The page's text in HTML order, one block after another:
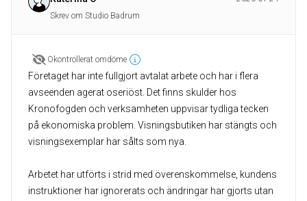
Skrev om Studio Badrum
Okontrollerat omdöme
Företaget har inte fullgjort avtalat arbete och har i flera
avseenden agerat oseriöst. Det finns skulder hos
Kronofogden och verksamheten uppvisar tydliga tecken
på ekonomiska problem. Visningsbutiken har stängts och
visningsexemplar har sålts som nya.
Arbetet har utförts i strid med överenskommelse, kundens
instruktioner har ignorerats och ändringar har gjorts utan